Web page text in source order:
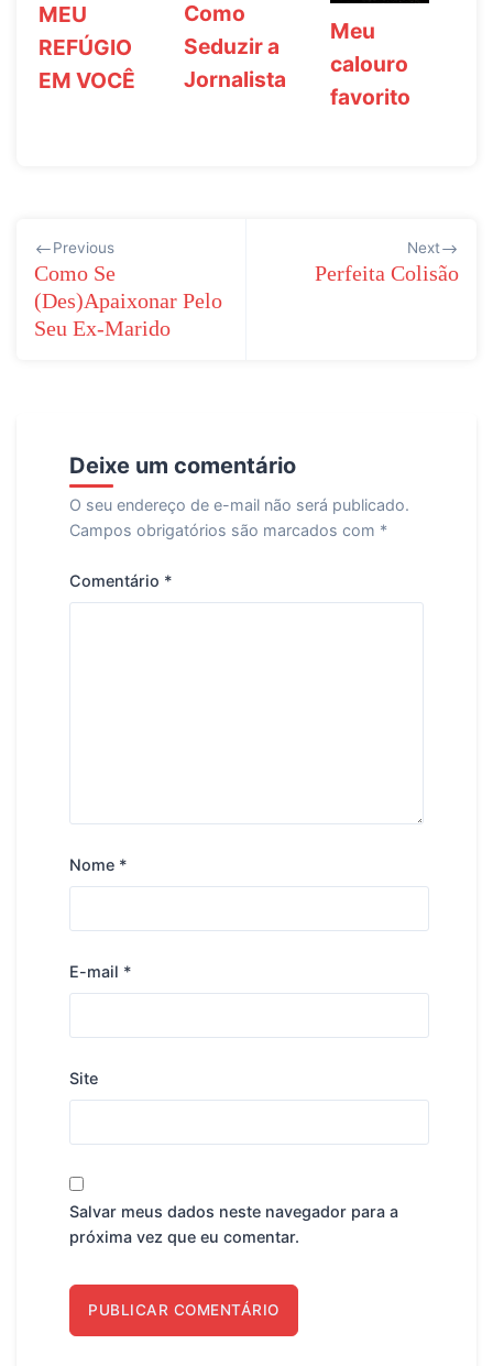
MEU
REFÚGIO
EM VOCÊ
Como
Seduzir a
Jornalista
Meu
calouro
favorito
Navegação
de
Post
Previous
Como Se
(Des)Apaixonar Pelo
Seu Ex-Marido
Next
Perfeita Colisão
Deixe um comentário
O seu endereço de e-mail não será publicado.
Campos obrigatórios são marcados com *
Comentário *
Nome *
E-mail *
Site
Salvar meus dados neste navegador para a
próxima vez que eu comentar.